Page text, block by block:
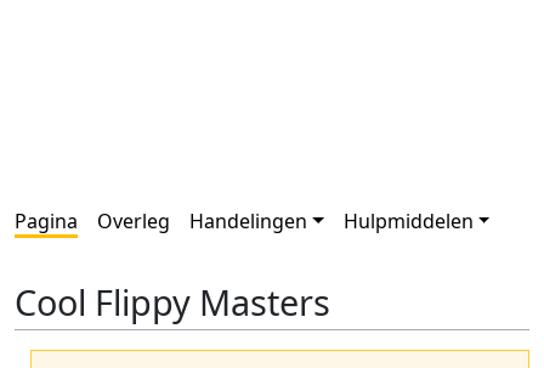
Pagina Overleg Handelingen Hulpmiddelen
Cool Flippy Masters